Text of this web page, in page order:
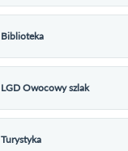
Biblioteka
LGD Owocowy szlak
Turystyka